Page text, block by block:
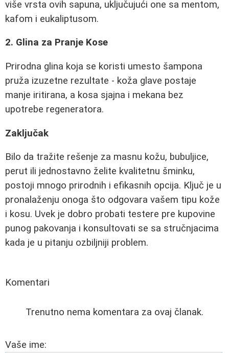
više vrsta ovih sapuna, uključujući one sa mentom,
kafom i eukaliptusom.
2. Glina za Pranje Kose
Prirodna glina koja se koristi umesto šampona
pruža izuzetne rezultate - koža glave postaje
manje iritirana, a kosa sjajna i mekana bez
upotrebe regeneratora.
Zaključak
Bilo da tražite rešenje za masnu kožu, bubuljice,
perut ili jednostavno želite kvalitetnu šminku,
postoji mnogo prirodnih i efikasnih opcija. Ključ je u
pronalaženju onoga što odgovara vašem tipu kože
i kosu. Uvek je dobro probati testere pre kupovine
punog pakovanja i konsultovati se sa stručnjacima
kada je u pitanju ozbiljniji problem.
Komentari
Trenutno nema komentara za ovaj članak.
Vaše ime: